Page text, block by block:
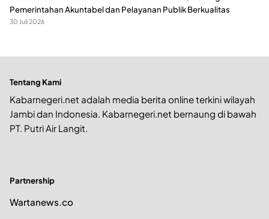
Pemerintahan Akuntabel dan Pelayanan Publik Berkualitas
30 Juli 2026
Tentang Kami
Kabarnegeri.net adalah media berita online terkini wilayah
Jambi dan Indonesia. Kabarnegeri.net bernaung di bawah
PT. Putri Air Langit.
Partnership
Wartanews.co